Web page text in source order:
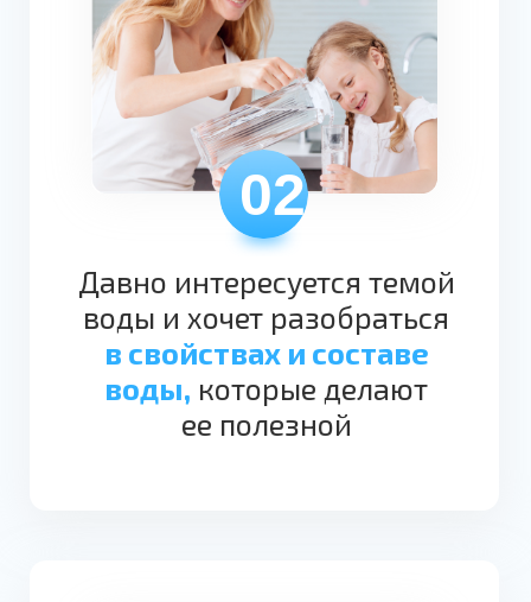
Зарегистрируйтесь
сейчас и начните путь
к здоровью с ПВВК!